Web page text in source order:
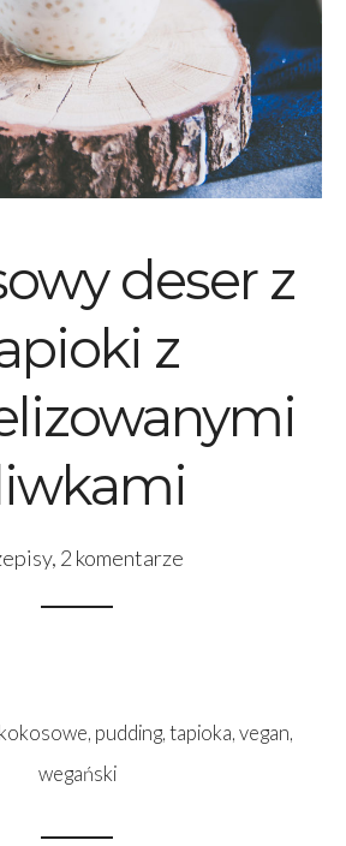
deser z
z
, 2 komentarze
, pudding, tapioka, vegan,
wegański